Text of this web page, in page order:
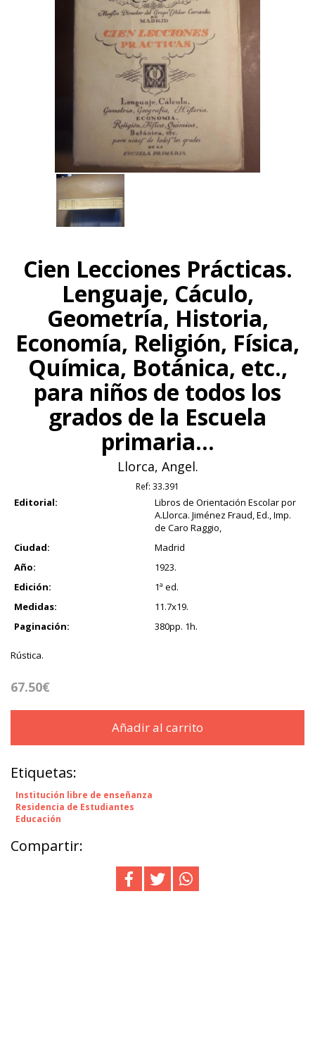
Cien Lecciones Prácticas.
Lenguaje, Cáculo,
Geometría, Historia,
Economía, Religión, Física,
Química, Botánica, etc.,
para niños de todos los
grados de la Escuela
primaria...
Llorca, Angel.
Ref: 33.391
Editorial:
Libros de Orientación Escolar por
A.Llorca. Jiménez Fraud, Ed., Imp.
de Caro Raggio,
Ciudad:
Madrid
Año:
1923.
Edición:
1ª ed.
Medidas:
11.7x19.
Paginación:
380pp. 1h.
Rústica.
67.50€
Añadir al carrito
Etiquetas:
Institución libre de enseñanza
Residencia de Estudiantes
Educación
Compartir: